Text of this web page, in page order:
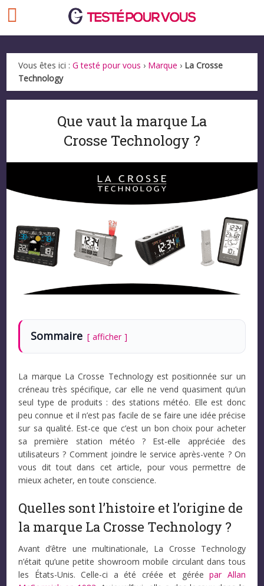
Vous êtes ici :G testé pour vous › Marque › La Crosse
Technology
Que vaut la marque La
Crosse Technology ?
Sommaire afficher
La marque La Crosse Technology est positionnée sur un
créneau très spécifique, car elle ne vend quasiment qu’un
seul type de produits : des stations météo. Elle est donc
peu connue et il n’est pas facile de se faire une idée précise
sur sa qualité. Est-ce que c’est un bon choix pour acheter
sa première station météo ? Est-elle appréciée des
utilisateurs ? Comment joindre le service après-vente ? On
vous dit tout dans cet article, pour vous permettre de
mieux acheter, en toute conscience.
Quelles sont l’histoire et l’origine de
la marque La Crosse Technology ?
Avant d’être une multinationale, La Crosse Technology
n’était qu’une petite showroom mobile circulant dans tous
les États-Unis. Celle-ci a été créée et géréepar Allan